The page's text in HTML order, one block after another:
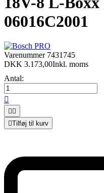
06016C2001
Varenummer 7431745
DKK 3.173,00Inkl. moms
Antal:

 
Tilføj til kurv